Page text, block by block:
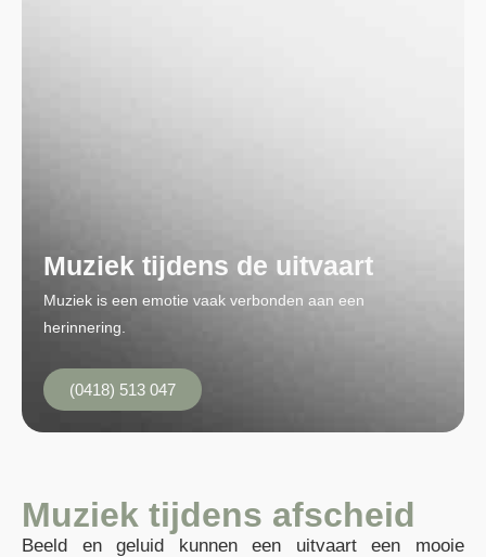
Muziek tijdens de uitvaart
Muziek is een emotie vaak verbonden aan een
herinnering.
(0418) 513 047
Muziek tijdens afscheid
Beeld en geluid kunnen een uitvaart een mooie